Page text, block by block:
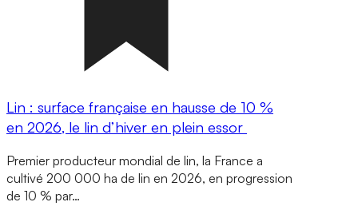
Lin : surface française en hausse de 10 %
en 2026, le lin d’hiver en plein essor
Premier producteur mondial de lin, la France a
cultivé 200 000 ha de lin en 2026, en progression
de 10 % par…